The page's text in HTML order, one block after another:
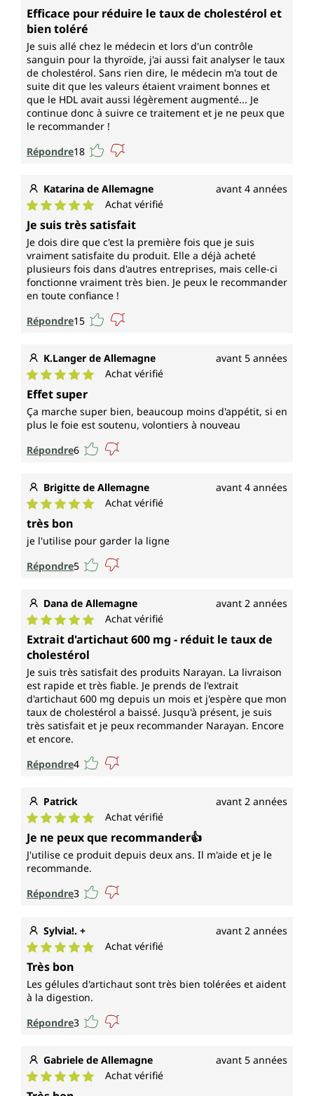
Note moyenne de 5 sur 5 étoiles
Efficace pour réduire le taux de cholestérol et
bien toléré
Je suis allé chez le médecin et lors d'un contrôle
sanguin pour la thyroïde, j'ai aussi fait analyser le taux
de cholestérol. Sans rien dire, le médecin m'a tout de
suite dit que les valeurs étaient vraiment bonnes et
que le HDL avait aussi légèrement augmenté... Je
continue donc à suivre ce traitement et je ne peux que
le recommander !
Répondre18
Katarina de Allemagne avant 4 années
Note moyenne de 5 sur 5 étoiles
Achat vérifié
Je suis très satisfait
Je dois dire que c'est la première fois que je suis
vraiment satisfaite du produit. Elle a déjà acheté
plusieurs fois dans d'autres entreprises, mais celle-ci
fonctionne vraiment très bien. Je peux le recommander
en toute confiance !
Répondre15
K.Langer de Allemagne avant 5 années
Note moyenne de 5 sur 5 étoiles
Achat vérifié
Effet super
Ça marche super bien, beaucoup moins d'appétit, si en
plus le foie est soutenu, volontiers à nouveau
Répondre6
Brigitte de Allemagne avant 4 années
Note moyenne de 5 sur 5 étoiles
Achat vérifié
très bon
je l'utilise pour garder la ligne
Répondre5
Dana de Allemagne avant 2 années
Note moyenne de 5 sur 5 étoiles
Achat vérifié
Extrait d'artichaut 600 mg - réduit le taux de
cholestérol
Je suis très satisfait des produits Narayan. La livraison
est rapide et très fiable. Je prends de l'extrait
d'artichaut 600 mg depuis un mois et j'espère que mon
taux de cholestérol a baissé. Jusqu'à présent, je suis
très satisfait et je peux recommander Narayan. Encore
et encore.
Répondre4
Patrick avant 2 années
Note moyenne de 5 sur 5 étoiles
Achat vérifié
Je ne peux que recommander👍
J'utilise ce produit depuis deux ans. Il m'aide et je le
recommande.
Répondre3
Sylvia!. + avant 2 années
Note moyenne de 5 sur 5 étoiles
Achat vérifié
Très bon
Les gélules d'artichaut sont très bien tolérées et aident
à la digestion.
Répondre3
Gabriele de Allemagne avant 5 années
Note moyenne de 5 sur 5 étoiles
Achat vérifié